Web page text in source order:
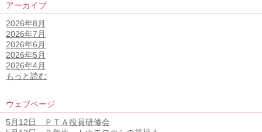
アーカイブ
2026年8月
2026年7月
2026年6月
2026年5月
2026年4月
もっと読む
ウェブページ
5月12日 ＰＴＡ役員研修会